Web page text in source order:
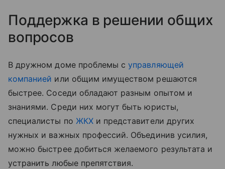
Поддержка в решении общих
вопросов
В дружном доме проблемы суправляющей
компанией или общим имуществом решаются
быстрее. Соседи обладают разным опытом и
знаниями. Среди них могут быть юристы,
специалисты по ЖКХи представители других
нужных и важных профессий. Объединив усилия,
можно быстрее добиться желаемого результата и
устранить любые препятствия.